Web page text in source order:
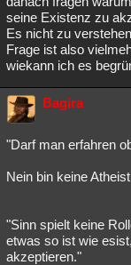
seine Existenz zu
Es nicht zu
Frage ist also
wiekann ich es
Bagira
"Darf man erfahren
Nein bin keine
"Sinn spielt keine
etwas so ist wie
akzeptieren."